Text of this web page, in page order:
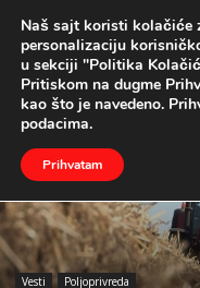
Naslovna Vesti
Vesti Poljoprivreda
Naš sajt koristi kolačiće
personalizaciju
u sekciji "Politika
Pritiskom na dugme
kao što je navedeno.
podacima.
Prihvatam